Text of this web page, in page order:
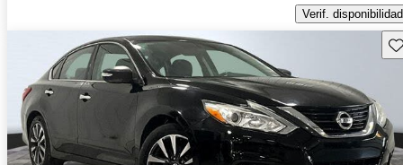
Verif. disponibilidad